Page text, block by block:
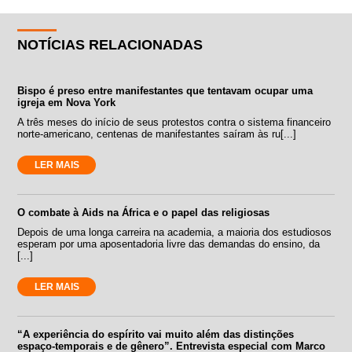
NOTÍCIAS RELACIONADAS
Bispo é preso entre manifestantes que tentavam ocupar uma
igreja em Nova York
A três meses do início de seus protestos contra o sistema financeiro
norte-americano, centenas de manifestantes saíram às ru[...]
LER MAIS
O combate à Aids na África e o papel das religiosas
Depois de uma longa carreira na academia, a maioria dos estudiosos
esperam por uma aposentadoria livre das demandas do ensino, da
[...]
LER MAIS
“A experiência do espírito vai muito além das distinções
espaço-temporais e de gênero”. Entrevista especial com Marco